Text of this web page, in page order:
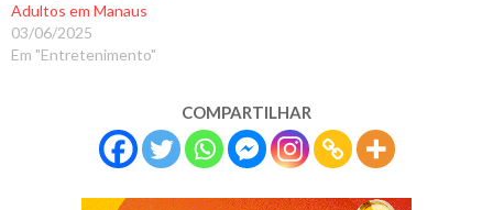
Adultos em Manaus
03/06/2025
Em "Entretenimento"
COMPARTILHAR